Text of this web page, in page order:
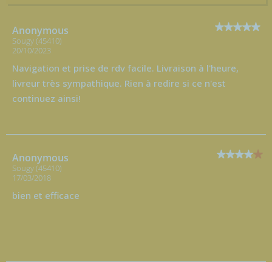
Anonymous
Sougy (45410)
20/10/2023
Navigation et prise de rdv facile. Livraison à l'heure,
livreur très sympathique. Rien à redire si ce n'est
continuez ainsi!
Anonymous
Sougy (45410)
17/03/2018
bien et efficace